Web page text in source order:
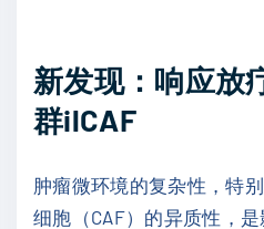
新发现：响应放
群ilCAF
肿瘤微环境的复杂性，特
细胞（CAF）的异质性，